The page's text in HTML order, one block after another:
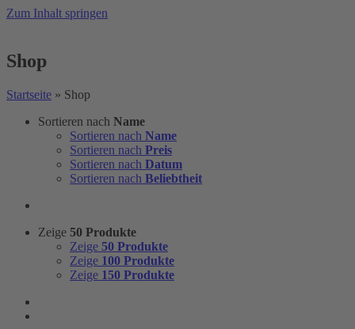
Zum Inhalt springen
Shop
Startseite » Shop
Sortieren nach Name
Sortieren nach Name
Sortieren nach Preis
Sortieren nach Datum
Sortieren nach Beliebtheit
Zeige 50 Produkte
Zeige 50 Produkte
Zeige 100 Produkte
Zeige 150 Produkte